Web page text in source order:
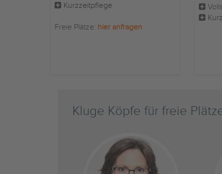
Kurzzeitpflege
Freie Plätze: hier anfragen
Kluge Köpfe für freie